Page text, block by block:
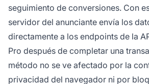
seguimiento de conversiones. Con
servidor del anunciante envía los
directamente a los endpoints de la
Pro después de completar una
método no se ve afectado por la
privacidad del navegador ni por